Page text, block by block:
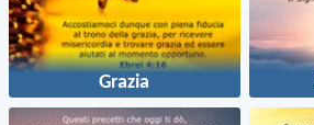
Grazia